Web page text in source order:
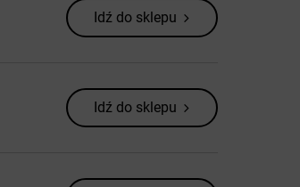
Idź do sklepu
Idź do sklepu